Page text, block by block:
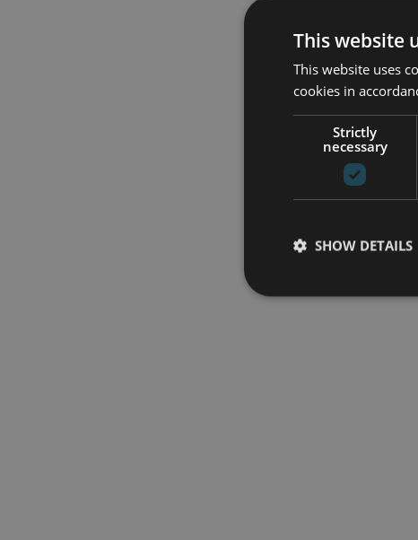
This website
This website uses
cookies in
Strictly
necessary
SHOW DETAILS